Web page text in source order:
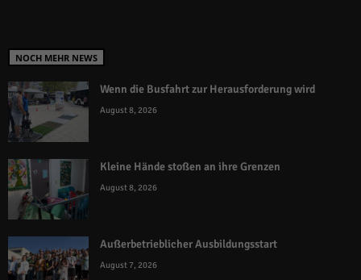
NOCH MEHR NEWS
Wenn die Busfahrt zur Herausforderung wird
August 8, 2026
Kleine Hände stoßen an ihre Grenzen
August 8, 2026
Außerbetrieblicher Ausbildungsstart
August 7, 2026